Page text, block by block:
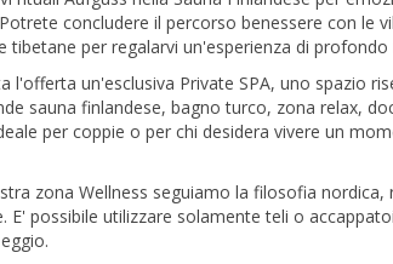
concludere il percorso benessere con le
tibetane per regalarvi un'esperienza di
l'offerta un'esclusiva Private SPA, uno spazio
sauna finlandese, bagno turco, zona relax,
per coppie o per chi desidera vivere un
zona Wellness seguiamo la filosofia nordica,
E' possibile utilizzare solamente teli o